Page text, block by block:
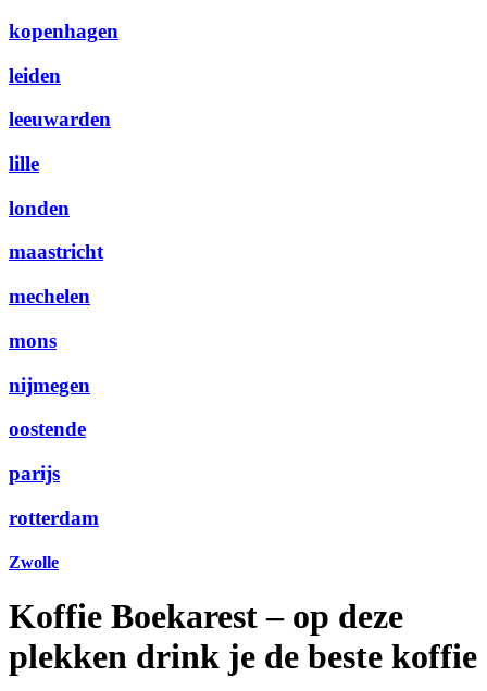
kopenhagen
leiden
leeuwarden
lille
londen
maastricht
mechelen
mons
nijmegen
oostende
parijs
rotterdam
Zwolle
Koffie Boekarest – op deze
plekken drink je de beste koffie